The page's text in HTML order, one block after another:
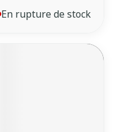
En rupture de stock